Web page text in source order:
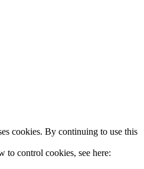
cookies. By continuing to use this
to control cookies, see here: